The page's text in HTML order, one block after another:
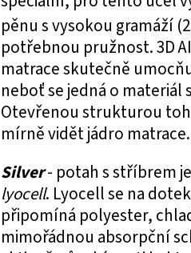
pěnu s vysokou gramáží
potřebnou pružnost. 3D
matrace skutečně
neboť se jedná o
Otevřenou strukturou
mírně vidět jádro matrace.
Silver- potah s stříbrem
lyocell. Lyocell se na
připomíná polyester,
mimořádnou absorpční